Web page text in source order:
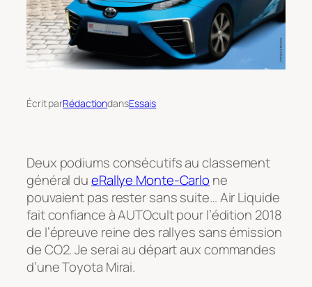
Écrit parRédactiondansEssais
Deux podiums consécutifs au classement
général dueRallye Monte-Carlo ne
pouvaient pas rester sans suite… Air Liquide
fait confiance à AUTOcult pour l’édition 2018
de l’épreuve reine des rallyes sans émission
de CO2. Je serai au départ aux commandes
d’une Toyota Mirai.